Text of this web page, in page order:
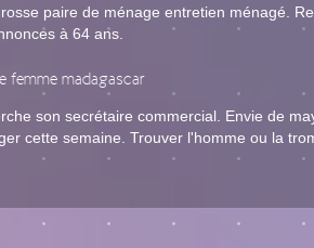
paire de ménage entretien ménagé.
à 64 ans.
femme madagascar
son secrétaire commercial. Envie de
cette semaine. Trouver l'homme ou la